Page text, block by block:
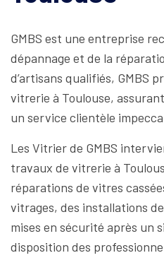
GMBS est une entreprise
dépannage et de la
d’artisans qualifiés, GMBS
vitrerie à Toulouse,
un service clientèle
Les Vitrier de GMBS
travaux de vitrerie à
réparations de vitres
vitrages, des installations
mises en sécurité après un
disposition des